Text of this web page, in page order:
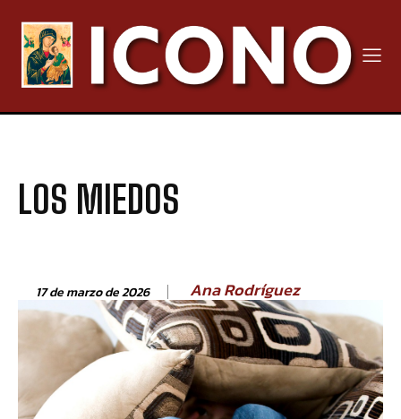
LOS MIEDOS
17 de marzo de 2026 Ana Rodríguez